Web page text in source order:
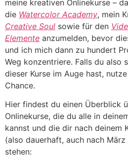
meine kreativen Onlinekurse –
die Watercolor Academy, mein
Creative Soul sowie für den
Elemente anzumelden, bevor
und ich mich dann zu hundert
Weg konzentriere. Falls du also
dieser Kurse im Auge hast,
Chance.
Hier findest du einen Überblick
Onlinekurse, die du alle in
kannst und die dir nach deinem
(also dauerhaft, auch nach
stehen: